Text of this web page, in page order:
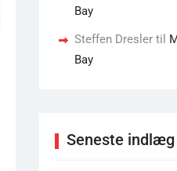
Bay
Steffen Dresler til
Bay
Seneste indlæg